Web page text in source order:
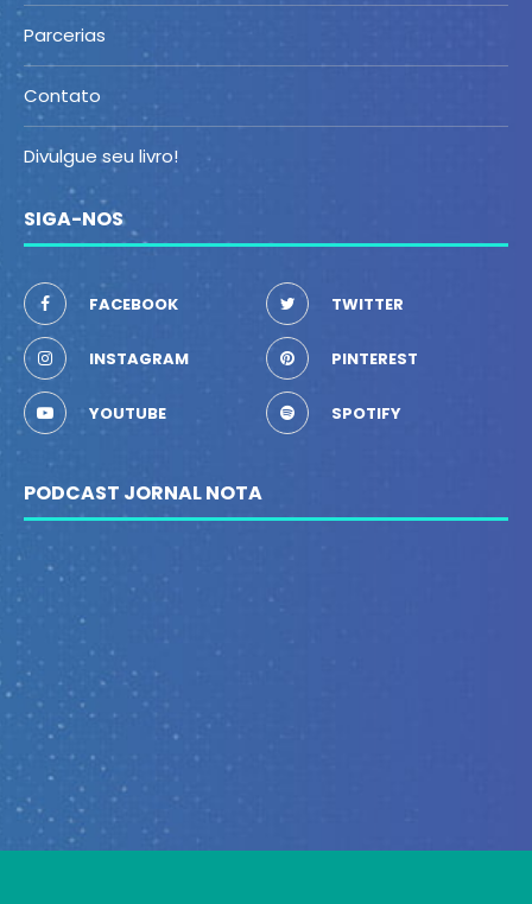
Parcerias
Contato
Divulgue seu livro!
SIGA-NOS
FACEBOOK TWITTER
INSTAGRAM PINTEREST
YOUTUBE SPOTIFY
PODCAST JORNAL NOTA